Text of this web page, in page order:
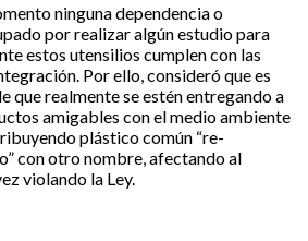
ninguna dependencia o
por realizar algún estudio para
estos utensilios cumplen con las
Por ello, consideró que es
que realmente se estén entregando a
amigables con el medio ambiente
plástico común “re-
con otro nombre, afectando al
violando la Ley.